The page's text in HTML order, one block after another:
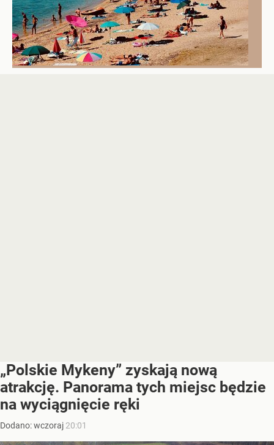
„Polskie Mykeny” zyskają nową
atrakcję. Panorama tych miejsc będzie
na wyciągnięcie ręki
Dodano:wczoraj 20:01